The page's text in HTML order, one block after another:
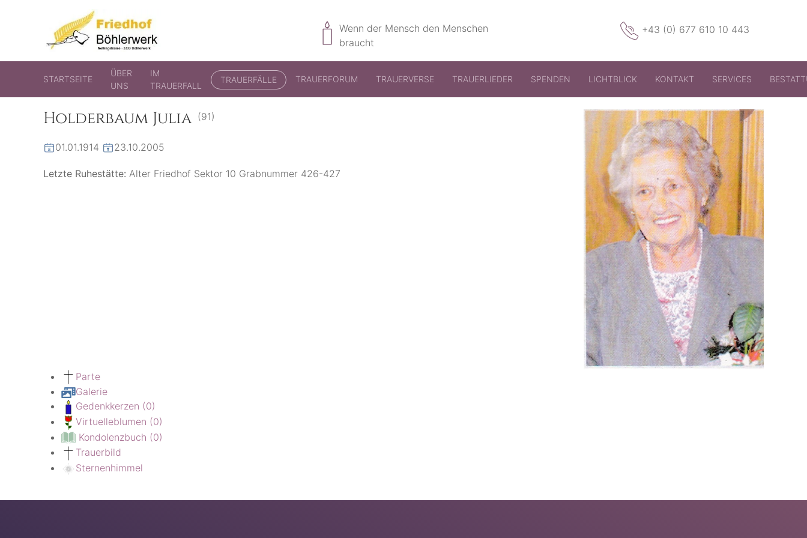
Friedhof Böhlerwerk
der virtuelle Friedhof von Böhlerwerk
Wenn der Mensch den Menschen
braucht
+43 (0) 677 610 10 443
STARTSEITE
ÜBER
UNS
IM
TRAUERFALL
TRAUERFÄLLE TRAUERFORUM TRAUERVERSE TRAUERLIEDER SPENDEN LICHTBLICK KONTAKT SERVICES
Holderbaum Julia (91)
01.01.1914 23.10.2005
Letzte Ruhestätte: Alter Friedhof Sektor 10 Grabnummer 426-427
Parte
Galerie
Gedenkkerzen (0)
Virtuelleblumen (0)
Kondolenzbuch (0)
Trauerbild
Sternenhimmel